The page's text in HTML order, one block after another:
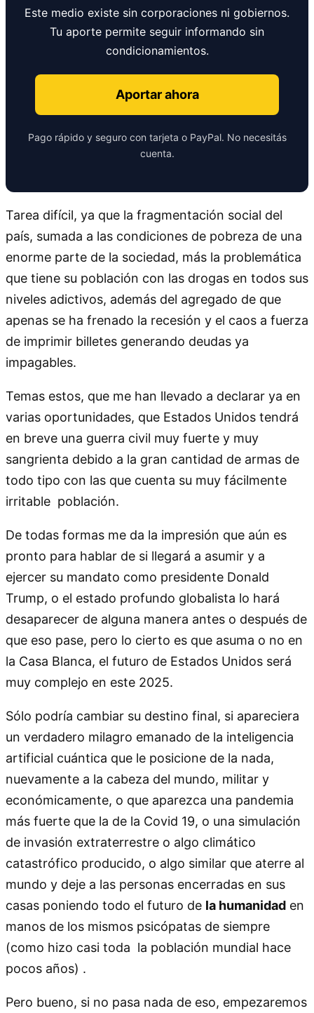
Este medio existe sin corporaciones ni gobiernos.
Tu aporte permite seguir informando sin
condicionamientos.
Aportar ahora
Pago rápido y seguro con tarjeta o PayPal. No necesitás
cuenta.
Tarea difícil, ya que la fragmentación social del
país, sumada a las condiciones de pobreza de una
enorme parte de la sociedad, más la problemática
que tiene su población con las drogas en todos sus
niveles adictivos, además del agregado de que
apenas se ha frenado la recesión y el caos a fuerza
de imprimir billetes generando deudas ya
impagables.
Temas estos, que me han llevado a declarar ya en
varias oportunidades, que Estados Unidos tendrá
en breve una guerra civil muy fuerte y muy
sangrienta debido a la gran cantidad de armas de
todo tipo con las que cuenta su muy fácilmente
irritable población.
De todas formas me da la impresión que aún es
pronto para hablar de si llegará a asumir y a
ejercer su mandato como presidente Donald
Trump, o el estado profundo globalista lo hará
desaparecer de alguna manera antes o después de
que eso pase, pero lo cierto es que asuma o no en
la Casa Blanca, el futuro de Estados Unidos será
muy complejo en este 2025.
Sólo podría cambiar su destino final, si apareciera
un verdadero milagro emanado de la inteligencia
artificial cuántica que le posicione de la nada,
nuevamente a la cabeza del mundo, militar y
económicamente, o que aparezca una pandemia
más fuerte que la de la Covid 19, o una simulación
de invasión extraterrestre o algo climático
catastrófico producido, o algo similar que aterre al
mundo y deje a las personas encerradas en sus
casas poniendo todo el futuro de la humanidad en
manos de los mismos psicópatas de siempre
(como hizo casi toda la población mundial hace
pocos años) .
Pero bueno, si no pasa nada de eso, empezaremos